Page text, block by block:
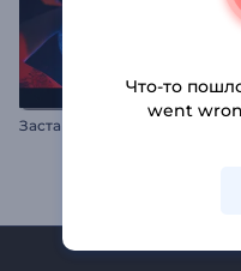
Заставка в Стиле Стомп
Что-то
went